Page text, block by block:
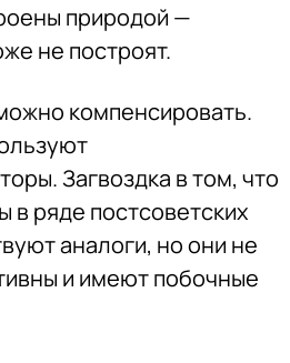
природой —
не построят.
компенсировать.
Загвоздка в том, что
в ряде постсоветских
аналоги, но они не
и имеют побочные